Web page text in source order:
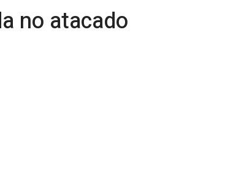
no atacado